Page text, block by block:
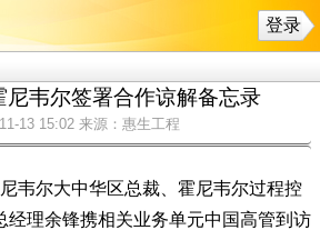
登录
尼韦尔签署合作谅解备忘录
13 15:02 来源：惠生工程
韦尔大中华区总裁、霍尼韦尔过程控
经理余锋携相关业务单元中国高管到访